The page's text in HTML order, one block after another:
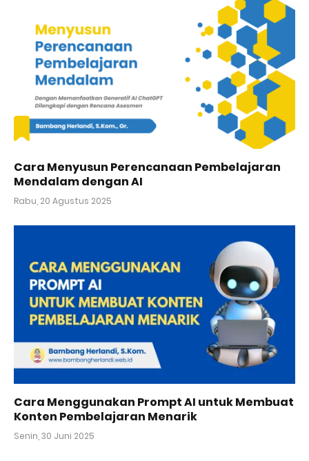
Cara Menyusun Perencanaan Pembelajaran
Mendalam dengan AI
Rabu, 20 Agustus 2025
Cara Menggunakan Prompt AI untuk Membuat
Konten Pembelajaran Menarik
Senin, 30 Juni 2025